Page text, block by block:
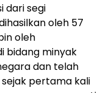
dari segi
oleh 57
oleh
bidang minyak
dan telah
pertama kali